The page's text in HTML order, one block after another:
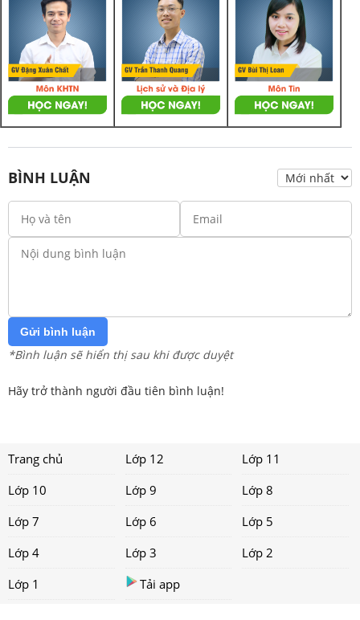
BÌNH LUẬN
Gửi bình luận
*Bình luận sẽ hiển thị sau khi được duyệt
Hãy trở thành người đầu tiên bình luận!
Trang chủ Lớp 12
Lớp 11
Lớp 10
Lớp 9
Lớp 8
Lớp 7
Lớp 6
Lớp 5
Lớp 4
Lớp 3
Lớp 2
Lớp 1
Tải app